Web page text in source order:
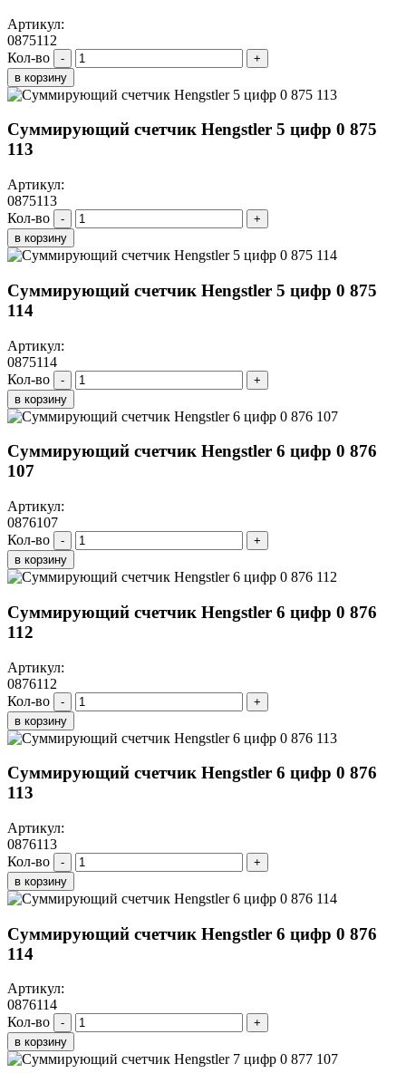
Артикул:
0875112
Кол-во
-
+
в корзину
Суммирующий счетчик Hengstler 5 цифр 0 875
113
Артикул:
0875113
Кол-во
-
+
в корзину
Суммирующий счетчик Hengstler 5 цифр 0 875
114
Артикул:
0875114
Кол-во
-
+
в корзину
Суммирующий счетчик Hengstler 6 цифр 0 876
107
Артикул:
0876107
Кол-во
-
+
в корзину
Суммирующий счетчик Hengstler 6 цифр 0 876
112
Артикул:
0876112
Кол-во
-
+
в корзину
Суммирующий счетчик Hengstler 6 цифр 0 876
113
Артикул:
0876113
Кол-во
-
+
в корзину
Суммирующий счетчик Hengstler 6 цифр 0 876
114
Артикул:
0876114
Кол-во
-
+
в корзину